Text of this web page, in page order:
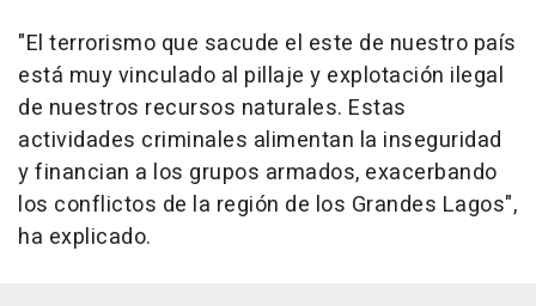
"El terrorismo que sacude el este de nuestro país
está muy vinculado al pillaje y explotación ilegal
de nuestros recursos naturales. Estas
actividades criminales alimentan la inseguridad
y financian a los grupos armados, exacerbando
los conflictos de la región de los Grandes Lagos",
ha explicado.